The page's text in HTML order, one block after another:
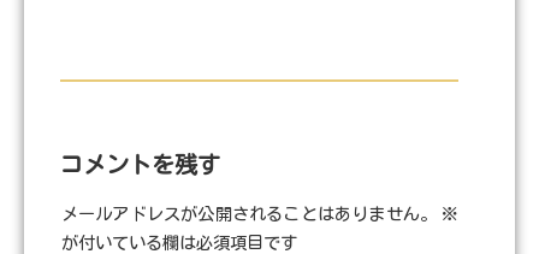
コメントを残す
メールアドレスが公開されることはありません。
※
が付いている欄は必須項目です